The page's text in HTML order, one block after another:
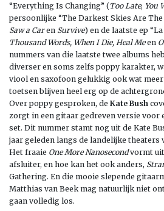
“Everything Is Changing” (Too Late, You
persoonlijke “The Darkest Skies Are
Saw a Caren Survive) en de laatste ep “La
Thousand Words, When I Die, Heal Meen
nummers van die laatste twee albums
diverser en soms zelfs poppy karakter,
viool en saxofoon gelukkig ook wat
toetsen blijven heel erg op de
Over poppy gesproken, de Kate Bush
zorgt in een gitaar gedreven versie voor
set. Dit nummer stamt nog uit de Kate
jaar geleden langs de landelijke theaters
Het fraaie One More Nanosecondvormt
afsluiter, en hoe kan het ook anders,
Gathering. En die mooie slepende
Matthias van Beek mag natuurlijk niet
gaan volledig los.